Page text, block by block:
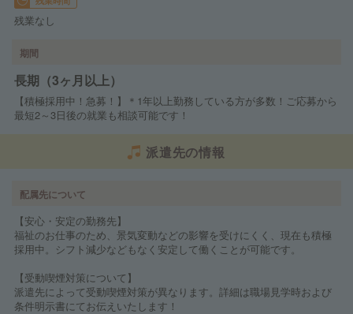
残業なし
期間
長期（3ヶ月以上）
【積極採用中！急募！】＊1年以上勤務している方が多数！ご応募から
最短2～3日後の就業も相談可能です！
派遣先の情報
配属先について
【安心・安定の勤務先】
福祉のお仕事のため、景気変動などの影響を受けにくく、現在も積極
採用中。シフト減少などもなく安定して働くことが可能です。
【受動喫煙対策について】
派遣先によって受動喫煙対策が異なります。詳細は職場見学時および
条件明示書にてお伝えいたします！